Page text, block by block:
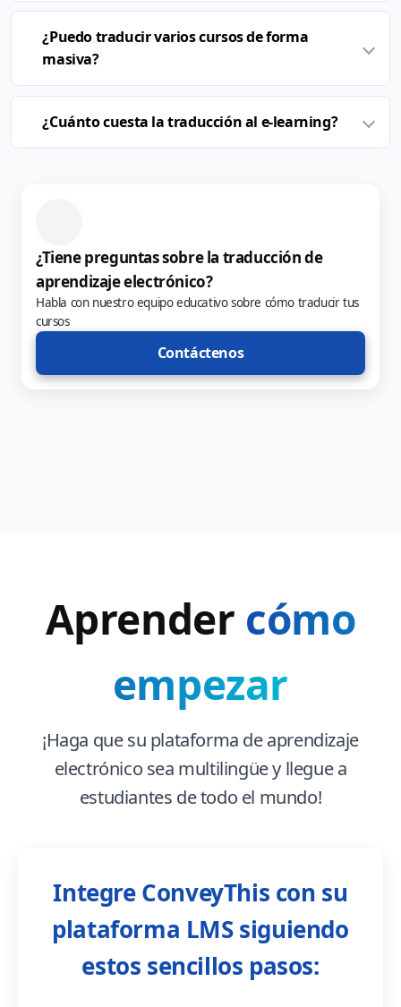
¿Puedo traducir varios cursos de forma
masiva?
¿Cuánto cuesta la traducción al e-learning?
¿Tiene preguntas sobre la traducción de
aprendizaje electrónico?
Habla con nuestro equipo educativo sobre cómo traducir tus
cursos
Contáctenos
Aprender cómo
empezar
¡Haga que su plataforma de aprendizaje
electrónico sea multilingüe y llegue a
estudiantes de todo el mundo!
Integre ConveyThis con su
plataforma LMS siguiendo
estos sencillos pasos: